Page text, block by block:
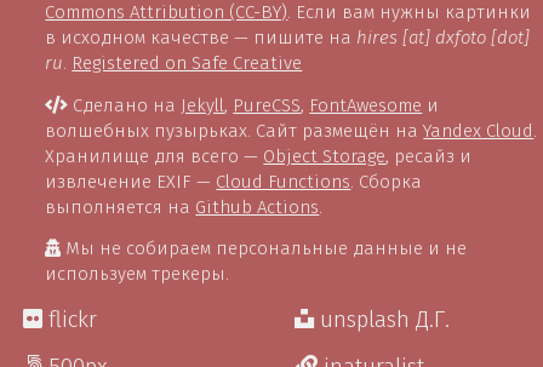
Commons Attribution (CC-BY). Если вам нужны картинки
в исходном качестве — пишите на hires [at] dxfoto [dot]
ru. Registered on Safe Creative
Сделано на Jekyll, PureCSS, FontAwesome и
волшебных пузырьках. Сайт размещён наYandex Cloud
Хранилище для всего — Object Storage, ресайз и
извлечение EXIF — Cloud Functions . Сборка
выполняется на Github Actions
Мы не собираем персональные данные и не
используем трекеры.
flickr
unsplash Д.Г.